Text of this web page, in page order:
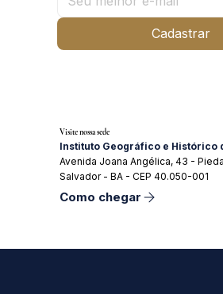
Cadastrar
Visite nossa sede
Instituto Geográfico e Histórico
Avenida Joana Angélica, 43 -
Salvador - BA - CEP 40.050-001
Como chegar